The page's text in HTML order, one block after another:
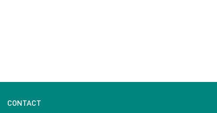
CONTACT